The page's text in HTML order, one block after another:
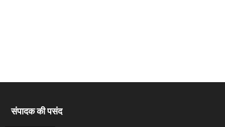
संपादक की पसंद